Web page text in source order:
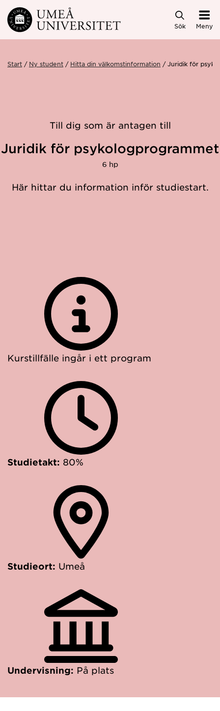
Hoppa direkt till innehållet
Sök Meny
Start Ny student Hitta din välkomstinformation Juridik för
Till dig som är antagen till
Juridik för psykologprogrammet
6 hp
Här hittar du information inför studiestart.
Kurstillfälle ingår i ett program
Studietakt: 80%
Studieort: Umeå
Undervisning: På plats